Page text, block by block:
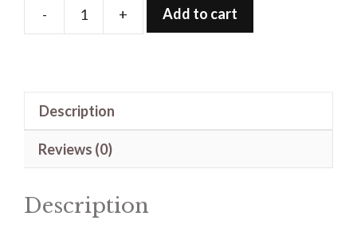
-
Folie
+ Add to cart
Description
Reviews (0)
Description